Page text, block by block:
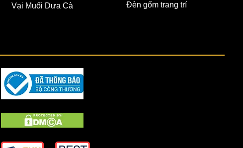
Vại Muối Dưa Cà
Đèn gốm trang trí